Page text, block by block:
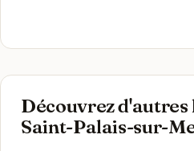
Découvrez
Saint-Palais-sur-